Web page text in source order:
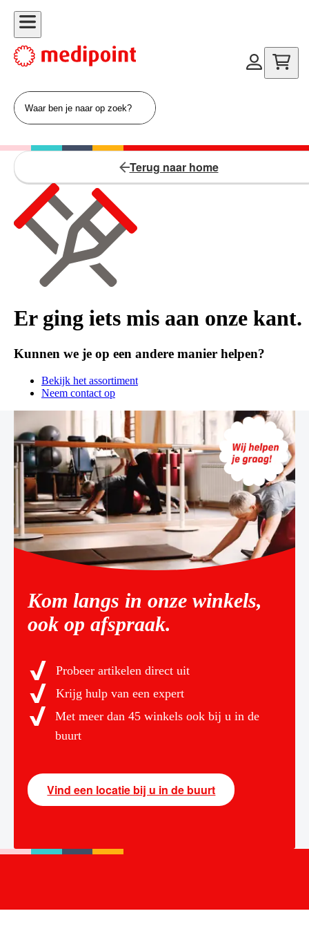
Terug naar home
Er ging iets mis aan onze kant.
Kunnen we je op een andere manier helpen?
Bekijk het assortiment
Neem contact op
Kom langs in onze winkels,
ook op afspraak.
Probeer artikelen direct uit
Krijg hulp van een expert
Met meer dan 45 winkels ook bij u in de
buurt
Vind een locatie bij u in de buurt